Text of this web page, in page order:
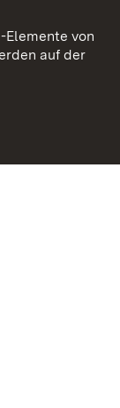
von
auf der